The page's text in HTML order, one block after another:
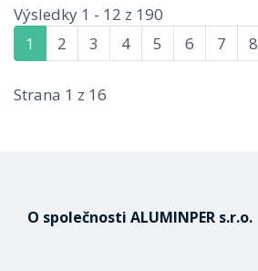
Výsledky 1 - 12 z 190
1
2 3 4 5 6 7 8
Strana 1 z 16
O společnosti ALUMINPER s.r.o.